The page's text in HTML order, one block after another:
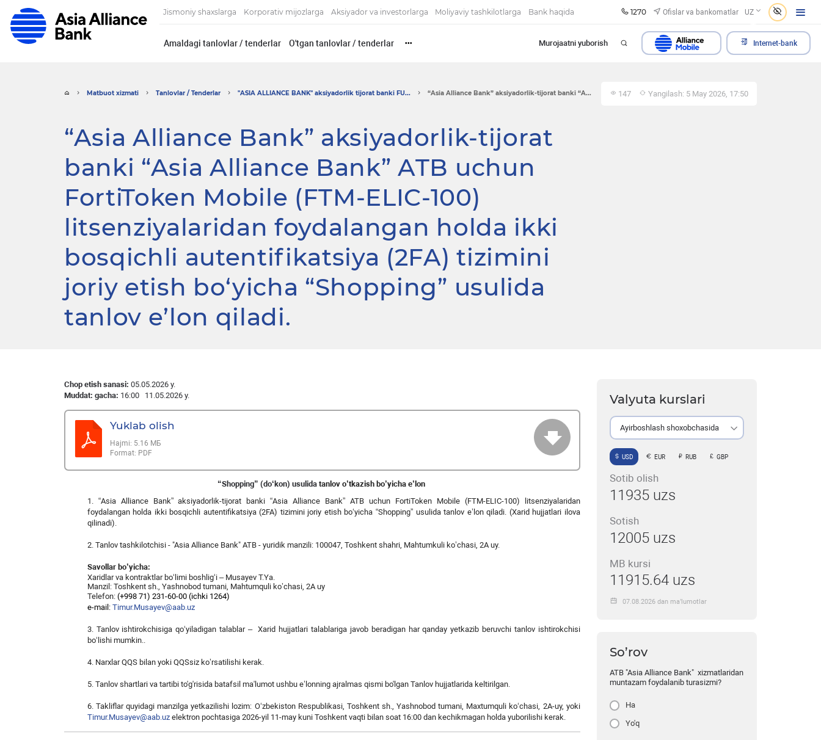
Jismoniy shaxslarga Korporativ mijozlarga Aksiyador va investorlarga Moliyaviy tashkilotlarga Bank haqida 1270 Ofislar va bankomatlar UZ
Amaldagi tanlovlar / tenderlar O'tgan tanlovlar / tenderlar ••• Murojaatni yuborish Internet-bank
Matbuot xizmati Tanlovlar / Tenderlar "ASIA ALLIANCE BANK" aksiyadorlik tijorat banki FU... “Asia Alliance Bank” aksiyadorlik-tijorat banki “A... 147 Yangilash: 5 May 2026, 17:50
“Asia Alliance Bank” aksiyadorlik-tijorat
banki “Asia Alliance Bank” ATB uchun
FortiToken Mobile (FTM-ELIC-100)
litsenziyalaridan foydalangan holda ikki
bosqichli autentifikatsiya (2FA) tizimini
joriy etish bo‘yicha “Shopping” usulida
tanlov e’lon qiladi.
Chop etish sanasi: 05.05.2026 y.
Muddat: gacha: 16:00 11.05.2026 y.
Yuklab olish
Hajmi: 5.16 МБ
Format: PDF
“Shopping” (do‘kon) usulidatanlov o’tkazish bo’yicha e’lon
1. “Asia Alliance Bank” aksiyadorlik-tijorat banki “Asia Alliance Bank” ATB uchun FortiToken Mobile (FTM-ELIC-100) litsenziyalaridan
foydalangan holda ikki bosqichli autentifikatsiya (2FA) tizimini joriy etish bo‘yicha “Shopping” usulida tanlov e’lon qiladi. (Xarid hujjatlari ilova
qilinadi).
2. Tanlov tashkilotchisi - "Asia Alliance Bank" ATB - yuridik manzili: 100047, Toshkent shahri, Mahtumkuli ko’chasi, 2A uy.
Savollar bo’yicha:
Xaridlar va kontraktlar bo‘limi boshlig‘i – Musayev T.Ya.
Manzil: Toshkent sh., Yashnobod tumani, Mahtumquli ko’chasi, 2A uy
Telefon: (+998 71) 231-60-00 (ichki 1264)
e-mail: Timur.Musayev@aab.uz
3. Tanlov ishtirokchisiga qo‘yiladigan talablar – Xarid hujjatlari talablariga javob beradigan har qanday yetkazib beruvchi tanlov ishtirokchisi
bo‘lishi mumkin..
4. Narxlar QQS bilan yoki QQSsiz ko’rsatilishi kerak.
5. Tanlov shartlari va tartibi to'g'risida batafsil ma'lumot ushbu e’lonning ajralmas qismi bo'lgan Tanlov hujjatlarida keltirilgan.
6. Takliflar quyidagi manzilga yetkazilishi lozim: O‘zbekiston Respublikasi, Toshkent sh., Yashnobod tumani, Maxtumquli ko‘chasi, 2A-uy, yoki
Timur.Musayev@aab.uzelektron pochtasiga 2026-yil 11-may kuni Toshkent vaqti bilan soat 16:00 dan kechikmagan holda yuborilishi kerak.
Valyuta kurslari
Ayirboshlash shoxobchasida
USD EUR RUB GBP
Sotib olish
11935 uzs
Sotish
12005 uzs
MB kursi
11915.64 uzs
07.08.2026 dan ma’lumotlar
So’rov
ATB "Asia Alliance Bank" xizmatlaridan
muntazam foydalanib turasizmi?
Ha
Yo'q